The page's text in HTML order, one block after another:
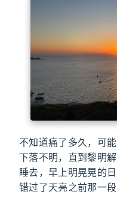
不知道痛了多久，可
下落不明，直到黎明
睡去，早上明晃晃的
错过了天亮之前那一段